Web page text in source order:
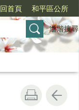
回首頁 和平區公所
進階搜尋